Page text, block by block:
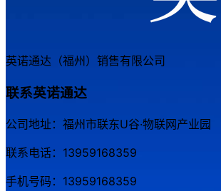
英诺通达（福州）销售有限公司
联系英诺通达
公司地址：福州市联东U谷·物联网产业园
联系电话：13959168359
手机号码：13959168359